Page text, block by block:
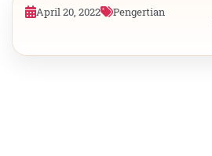
April 20, 2022 Pengertian